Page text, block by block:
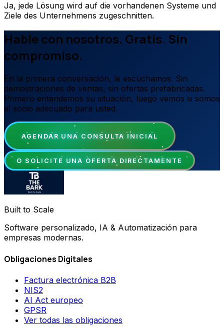
Ja, jede Lösung wird auf die vorhandenen Systeme und
Ziele des Unternehmens zugeschnitten.
Hable con nosotros. Gratis. Sin
compromiso.
En la primera conversación, le escuchamos. Sin
demostraciones de ventas, sin ofertas prefabricadas.
Primero entendemos su situación, luego vemos si somos
el socio adecuado para usted.
AGENDAR UNA CONSULTA INICIAL
O SOLICITE UNA OFERTA DIRECTAMENTE
Built to Scale
Software personalizado, IA & Automatización para
empresas modernas.
Obligaciones Digitales
Factura electrónica B2B
NIS2
AI Act europeo
GPSR
Ver todas las obligaciones